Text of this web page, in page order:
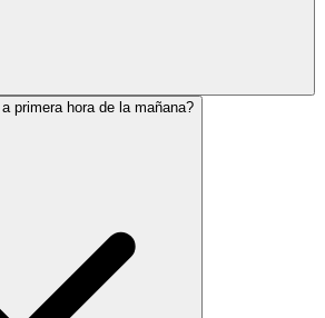
primera hora de la mañana?